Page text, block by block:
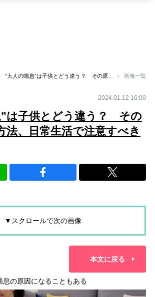
“大人の喘息”は子供とどう違う？ その原因と改善方法、日常生活で注意すべき点 画像一覧
2024.01.12 16:00
”は子供とどう違う？ その
法、日常生活で注意すべき
▼スクロールで次の画像
本文に戻る
息の原因になることもある